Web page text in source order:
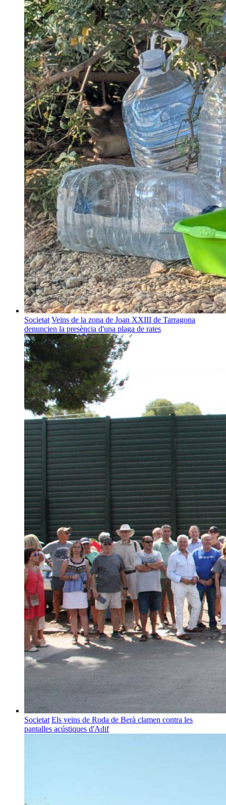
Societat Veïns de la zona de Joan XXIII de Tarragona
denuncien la presència d'una plaga de rates
Societat Els veïns de Roda de Berà clamen contra les
pantalles acústiques d'Adif